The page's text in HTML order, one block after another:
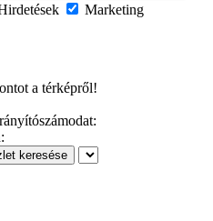
Marketing
a térképről!
keresése